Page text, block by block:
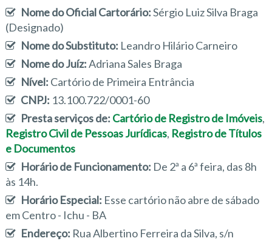
Nome do Oficial Cartorário:Sérgio Luiz Silva Braga
(Designado)
Nome do Substituto: Leandro Hilário Carneiro
Nome do Juíz:Adriana Sales Braga
Nível: Cartório de Primeira Entrância
CNPJ: 13.100.722/0001-60
Presta serviços de: Cartório de Registro de Imóveis,
Registro Civil de Pessoas Jurídicas, Registro de Títulos
e Documentos
Horário de Funcionamento: De 2ª a 6ª feira, das 8h
às 14h.
Horário Especial: Esse cartório não abre de sábado
em Centro - Ichu - BA
Endereço: Rua Albertino Ferreira da Silva, s/n